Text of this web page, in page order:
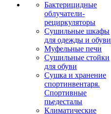
Бактерицидные
облучатели-
рециркуляторы
Сушильные шкафы
для одежды и обуви
Муфельные печи
Сушильные стойки
для обуви
Сушка и хранение
спортинвентаря.
Спортивные
пьедесталы
Климатические